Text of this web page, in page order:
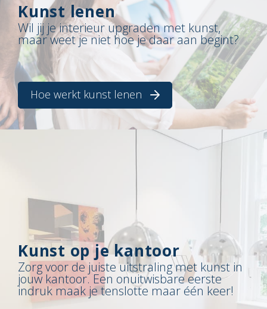
Kunst lenen
Wil jij je interieur upgraden met kunst,
maar weet je niet hoe je daar aan begint?
Hoe werkt kunst lenen
Kunst op je kantoor
Zorg voor de juiste uitstraling met kunst in
jouw kantoor. Een onuitwisbare eerste
indruk maak je tenslotte maar één keer!